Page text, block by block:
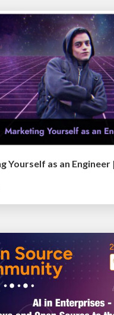
Yourself as an Engineer